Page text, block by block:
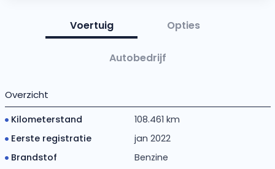
Voertuig Opties
Autobedrijf
Overzicht
Kilometerstand
108.461 km
Eerste registratie
jan 2022
Brandstof
Benzine